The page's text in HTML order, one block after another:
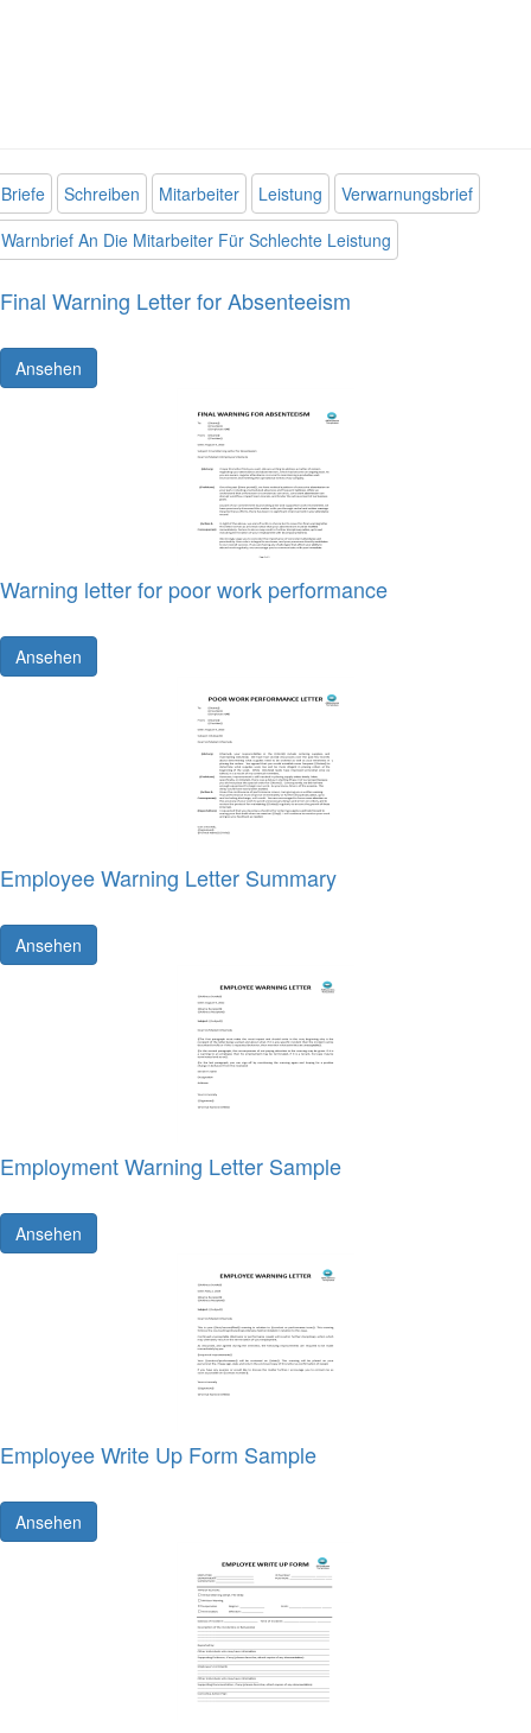
Briefe Schreiben Mitarbeiter Leistung
Verwarnungsbrief
Warnbrief An Die Mitarbeiter Für Schlechte Leistung
Final Warning Letter for Absenteeism
Ansehen
Warning letter for poor work performance
Ansehen
Employee Warning Letter Summary
Ansehen
Employment Warning Letter Sample
Ansehen
Employee Write Up Form Sample
Ansehen